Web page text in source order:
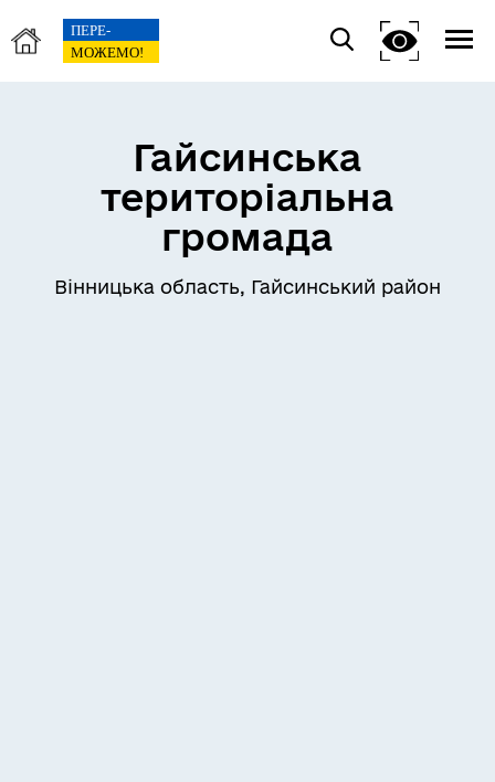
Гайсинська
територіальна
громада
Вінницька область, Гайсинський район